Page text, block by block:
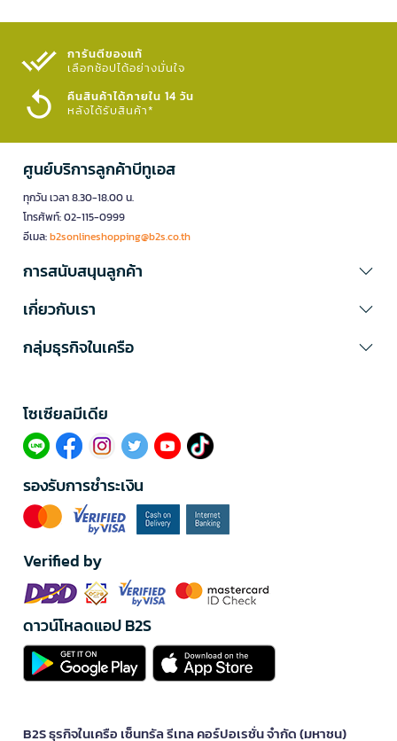
การันตีของแท้
เลือกช้อปได้อย่างมั่นใจ​
คืนสินค้าได้ภายใน 14 วัน
หลังได้รับสินค้า*
ศูนย์บริการลูกค้าบีทูเอส
ทุกวัน เวลา 8.30-18.00 น.
โทรศัพท์: 02-115-0999
อีเมล:b2sonlineshopping@b2s.co.th
การสนับสนุนลูกค้า
เกี่ยวกับเรา
กลุ่มธุรกิจในเครือ
โซเซียลมีเดีย​
รองรับการชำระเงิน
Verified by
ดาวน์โหลดแอป B2S
B2S ธุรกิจในเครือ เซ็นทรัล รีเทล คอร์ปอเรชั่น จำกัด (มหาชน)